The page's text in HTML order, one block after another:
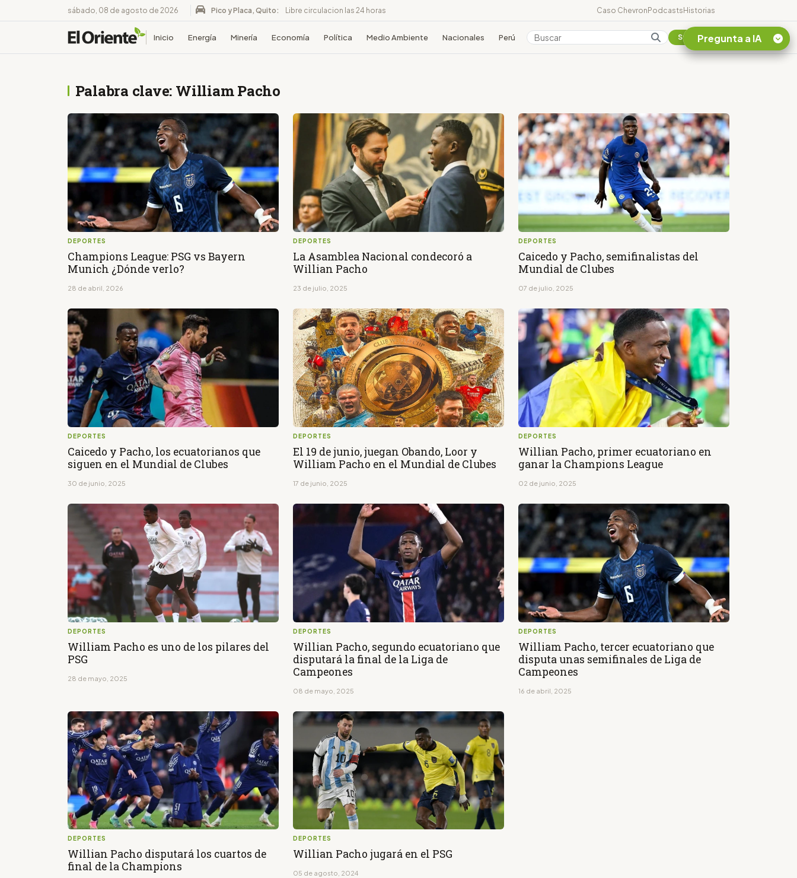
sábado, 08 de agosto de 2026 Pico y Placa, Quito: Libre circulacion las 24 horas Caso ChevronPodcastsHistorias
Inicio Energía Minería Economía Política Medio Ambiente Nacionales Perú Colombia Suscribirse
Palabra clave: William Pacho
DEPORTES
Champions League: PSG vs Bayern
Munich ¿Dónde verlo?
28 de abril, 2026
DEPORTES
La Asamblea Nacional condecoró a
Willian Pacho
23 de julio, 2025
DEPORTES
Caicedo y Pacho, semifinalistas del
Mundial de Clubes
07 de julio, 2025
DEPORTES
Caicedo y Pacho, los ecuatorianos que
siguen en el Mundial de Clubes
30 de junio, 2025
DEPORTES
El 19 de junio, juegan Obando, Loor y
William Pacho en el Mundial de Clubes
17 de junio, 2025
DEPORTES
Willian Pacho, primer ecuatoriano en
ganar la Champions League
02 de junio, 2025
DEPORTES
William Pacho es uno de los pilares del
PSG
28 de mayo, 2025
DEPORTES
Willian Pacho, segundo ecuatoriano que
disputará la final de la Liga de
Campeones
08 de mayo, 2025
DEPORTES
William Pacho, tercer ecuatoriano que
disputa unas semifinales de Liga de
Campeones
16 de abril, 2025
DEPORTES
Willian Pacho disputará los cuartos de
final de la Champions
DEPORTES
Willian Pacho jugará en el PSG
05 de agosto, 2024
Pregunta a IA
Listar destinos
turísticos de la
Amazonia Ecuatoriana
¿En que consiste la
tasa minera que rige en